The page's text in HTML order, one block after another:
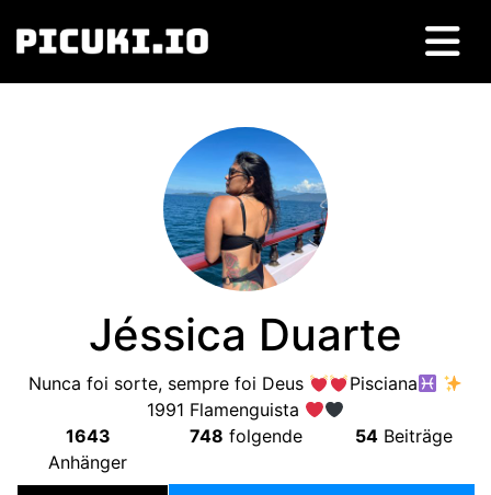
Jéssica Duarte
Nunca foi sorte, sempre foi Deus
Pisciana
1991 Flamenguista
1643
Anhänger
748 folgende 54Beiträge